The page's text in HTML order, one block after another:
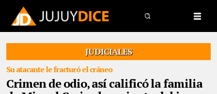
JUDICIALES
Su atacante le fracturó el cráneo
Crimen de odio, así calificó la familia